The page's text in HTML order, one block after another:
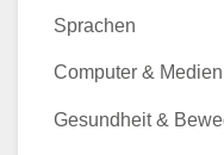
Sprachen
Computer & Medien
Gesundheit &